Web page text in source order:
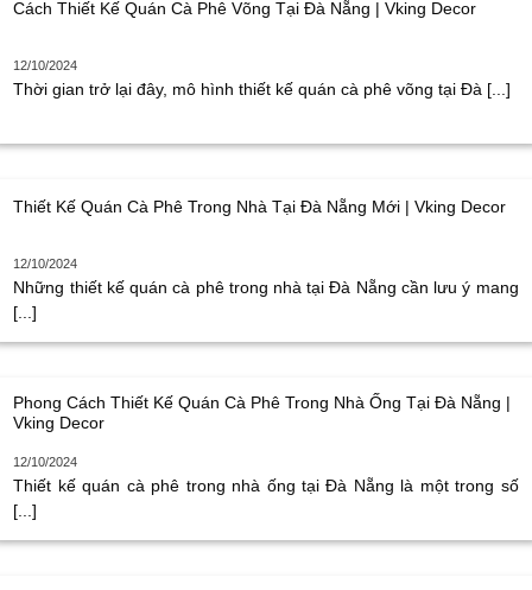
Cách Thiết Kế Quán Cà Phê Võng Tại Đà Nẵng | Vking Decor
12/10/2024
Thời gian trở lại đây, mô hình thiết kế quán cà phê võng tại Đà [...]
Thiết Kế Quán Cà Phê Trong Nhà Tại Đà Nẵng Mới | Vking Decor
12/10/2024
Những thiết kế quán cà phê trong nhà tại Đà Nẵng cần lưu ý mang
[...]
Phong Cách Thiết Kế Quán Cà Phê Trong Nhà Ống Tại Đà Nẵng |
Vking Decor
12/10/2024
Thiết kế quán cà phê trong nhà ống tại Đà Nẵng là một trong số
[...]